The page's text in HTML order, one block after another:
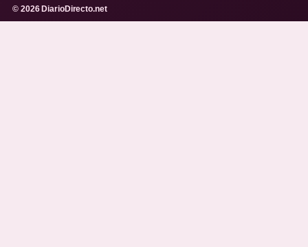
© 2026 DiarioDirecto.net